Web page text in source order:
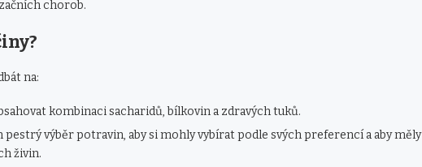
chorob.
na:
kombinaci sacharidů, bílkovin a zdravých tuků.
pestrý výběr potravin, aby si mohly vybírat podle svých preferencí a aby měly
živin.